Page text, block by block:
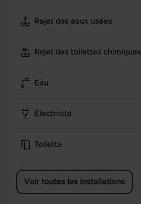
Rejet des eaux usées
Rejet des toilettes chimiques
Eau
Électricité
Toilette
Voir toutes les installations